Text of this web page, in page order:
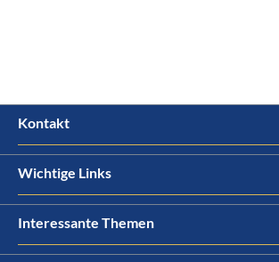
Kontakt
Wichtige Links
Interessante Themen